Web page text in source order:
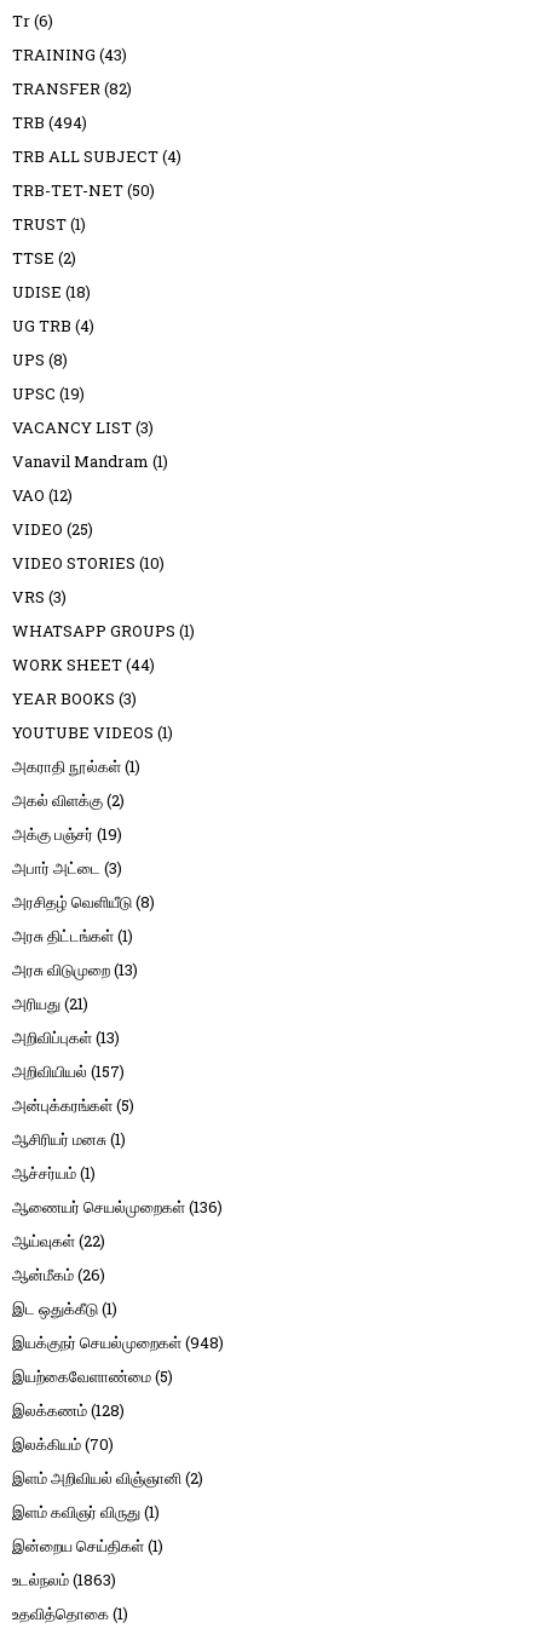
Tr(6)
TRAINING (43)
TRANSFER(82)
TRB (494)
TRB ALL SUBJECT(4)
TRB-TET-NET(50)
TRUST(1)
TTSE (2)
UDISE (18)
UG TRB (4)
UPS (8)
UPSC (19)
VACANCY LIST(3)
Vanavil Mandram (1)
VAO (12)
VIDEO (25)
VIDEO STORIES (10)
VRS (3)
WHATSAPP GROUPS (1)
WORK SHEET(44)
YEAR BOOKS (3)
YOUTUBE VIDEOS (1)
அகராதி நூல்கள்(1)
அகல் விளக்கு(2)
அக்கு பஞ்சர் (19)
அபார் அட்டை (3)
அரசிதழ் வெளியீடு(8)
அரசு திட்டங்கள்(1)
அரசு விடுமுறை(13)
அரியது(21)
அறிவிப்புகள்(13)
அறிவியியல் (157)
அன்புக்கரங்கள்(5)
ஆசிரியர் மனசு(1)
ஆச்சர்யம்(1)
ஆணையர் செயல்முறைகள்(136)
ஆய்வுகள்(22)
ஆன்மீகம்(26)
இட ஒதுக்கீடு(1)
இயக்குநர் செயல்முறைகள்(948)
இயற்கைவேளாண்மை(5)
இலக்கணம்(128)
இலக்கியம்(70)
இளம் அறிவியல் விஞ்ஞானி(2)
இளம் கவிஞர் விருது(1)
இன்றைய செய்திகள்(1)
உடல்நலம்(1863)
உதவித்தொகை(1)